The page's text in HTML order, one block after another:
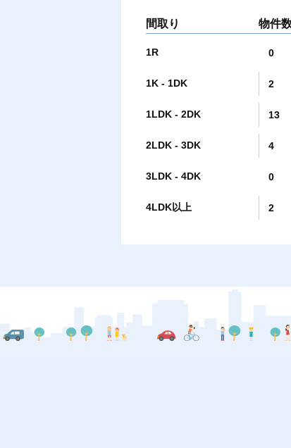
間取り 物件
1R 0
1K - 1DK 2
1LDK - 2DK 13
2LDK - 3DK 4
3LDK - 4DK 0
4LDK以上 2